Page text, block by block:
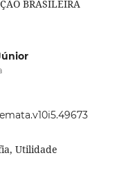
BRASILEIRA
Utilidade